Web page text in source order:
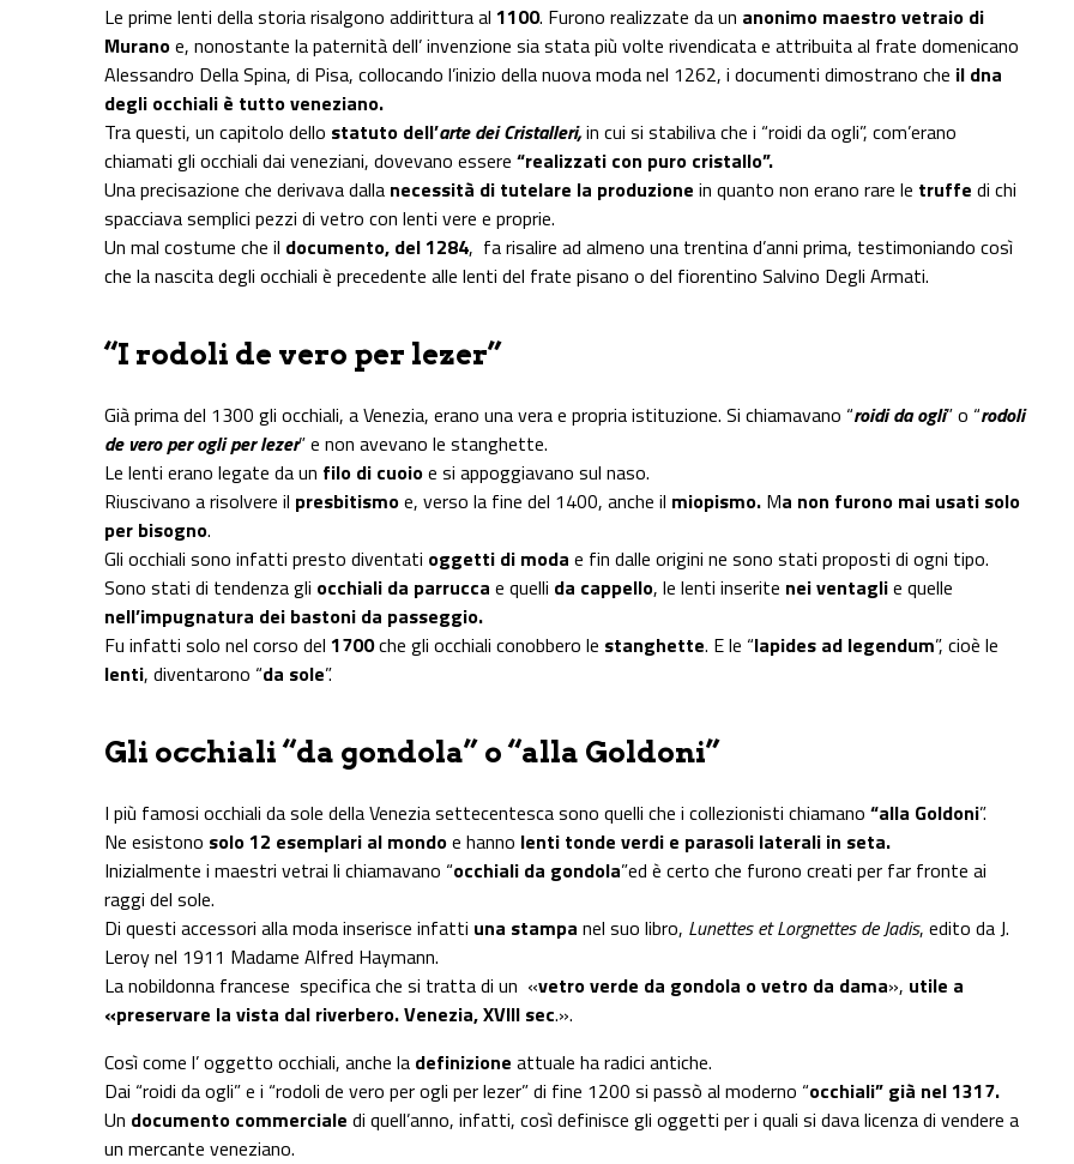
Le prime lenti della storia risalgono addirittura al 1100. Furono realizzate da un anonimo maestro vetraio di
Muranoe, nonostante la paternità dell’ invenzione sia stata più volte rivendicata e attribuita al frate domenicano
Alessandro Della Spina, di Pisa, collocando l’inizio della nuova moda nel 1262, i documenti dimostrano che il dna
degli occhiali è tutto veneziano.
Tra questi, un capitolo dello statuto dell’arte dei Cristalleri,in cui si stabiliva che i “roidi da ogli”, com’erano
chiamati gli occhiali dai veneziani, dovevano essere “realizzati con puro cristallo”.
Una precisazione che derivava dalla necessità di tutelare la produzione in quanto non erano rare le truffe di chi
spacciava semplici pezzi di vetro con lenti vere e proprie.
Un mal costume che il documento, del 1284, fa risalire ad almeno una trentina d’anni prima, testimoniando così
che la nascita degli occhiali è precedente alle lenti del frate pisano o del fiorentino Salvino Degli Armati.
“I rodoli de vero per lezer”
Già prima del 1300 gli occhiali, a Venezia, erano una vera e propria istituzione. Si chiamavano “roidi da ogli” o “rodoli
de vero per ogli per lezer” e non avevano le stanghette.
Le lenti erano legate da un filo di cuoioe si appoggiavano sul naso.
Riuscivano a risolvere il presbitismoe, verso la fine del 1400, anche il miopismo. Ma non furono mai usati solo
per bisogno.
Gli occhiali sono infatti presto diventati oggetti di moda e fin dalle origini ne sono stati proposti di ogni tipo.
Sono stati di tendenza gli occhiali da parrucca e quelli da cappello, le lenti inserite nei ventaglie quelle
nell’impugnatura dei bastoni da passeggio.
Fu infatti solo nel corso del 1700che gli occhiali conobbero le stanghette. E le “lapides ad legendum”, cioè le
lenti, diventarono “da sole”.
Gli occhiali “da gondola” o “alla Goldoni”
I più famosi occhiali da sole della Venezia settecentesca sono quelli che i collezionisti chiamano “alla Goldoni”.
Ne esistono solo 12 esemplari al mondoe hanno lenti tonde verdi e parasoli laterali in seta.
Inizialmente i maestri vetrai li chiamavano “occhiali da gondola”ed è certo che furono creati per far fronte ai
raggi del sole.
Di questi accessori alla moda inserisce infatti una stampa nel suo libro, Lunettes et Lorgnettes de Jadis, edito da J.
Leroy nel 1911 Madame Alfred Haymann.
La nobildonna francese specifica che si tratta di un «vetro verde da gondola o vetro da dama», utile a
«preservare la vista dal riverbero. Venezia, XVIII sec.».
Così come l’ oggetto occhiali, anche la definizione attuale ha radici antiche.
Dai “roidi da ogli” e i “rodoli de vero per ogli per lezer” di fine 1200 si passò al moderno “occhiali” già nel 1317.
Un documento commerciale di quell’anno, infatti, così definisce gli oggetti per i quali si dava licenza di vendere a
un mercante veneziano.